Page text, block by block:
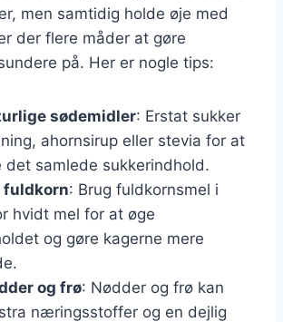
men samtidig holde øje med
der flere måder at gøre
på. Her er nogle tips:
sødemidler: Erstat sukker
ahornsirup eller stevia for at
det samlede sukkerindhold.
fuldkorn: Brug fuldkornsmel i
hvidt mel for at øge
og gøre kagerne mere
og frø: Nødder og frø kan
næringsstoffer og en dejlig